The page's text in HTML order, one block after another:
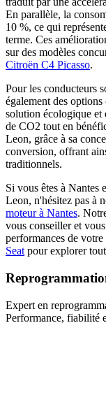
En parallèle, la
10 %, ce qui
terme. Ces
sur des modèles
Citroën C4 Picasso.
Pour les conducteurs
également des
solution écologique et
de CO2 tout en
Leon, grâce à sa
conversion, offrant
traditionnels.
Si vous êtes à Nantes
Leon, n'hésitez pas à
moteur à Nantes.
vous conseiller et
performances de
Seat pour explorer
Expert en
Performance, fiabilité